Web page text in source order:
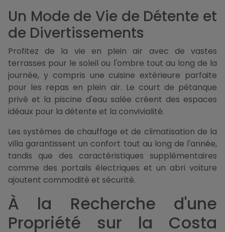
Un Mode de Vie de Détente et
de Divertissements
Profitez de la vie en plein air avec de vastes
terrasses pour le soleil ou l'ombre tout au long de la
journée, y compris une cuisine extérieure parfaite
pour les repas en plein air. Le court de pétanque
privé et la piscine d'eau salée créent des espaces
idéaux pour la détente et la convivialité.
Les systèmes de chauffage et de climatisation de la
villa garantissent un confort tout au long de l'année,
tandis que des caractéristiques supplémentaires
comme des portails électriques et un abri voiture
ajoutent commodité et sécurité.
À la Recherche d'une
Propriété sur la Costa